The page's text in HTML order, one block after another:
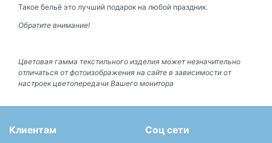
Такое бельё это лучший подарок на любой праздник.
Обратите внимание!
Цветовая гамма текстильного изделия может незначительно
отличаться от фотоизображения на сайте в зависимости от
настроек цветопередачи Вашего монитора
Клиентам Соц сети